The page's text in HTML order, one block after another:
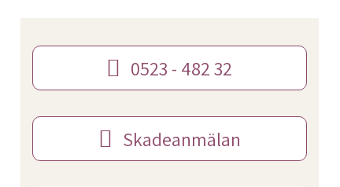
0523 - 482 32
Skadeanmälan